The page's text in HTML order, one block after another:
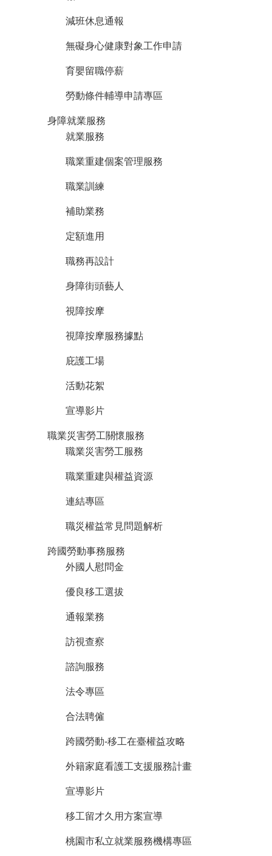
減班休息通報
無礙身心健康對象工作申請
育嬰留職停薪
勞動條件輔導申請專區
身障就業服務
就業服務
職業重建個案管理服務
職業訓練
補助業務
定額進用
職務再設計
身障街頭藝人
視障按摩
視障按摩服務據點
庇護工場
活動花絮
宣導影片
職業災害勞工關懷服務
職業災害勞工服務
職業重建與權益資源
連結專區
職災權益常見問題解析
跨國勞動事務服務
外國人慰問金
優良移工選拔
通報業務
訪視查察
諮詢服務
法令專區
合法聘僱
跨國勞動-移工在臺權益攻略
外籍家庭看護工支援服務計畫
宣導影片
移工留才久用方案宣導
桃園市私立就業服務機構專區